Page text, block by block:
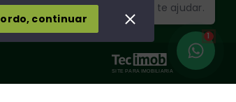
Olá! Estamos disponíveis para te ajudar.
1
SITE PARA IMOBILIARIA
continuar